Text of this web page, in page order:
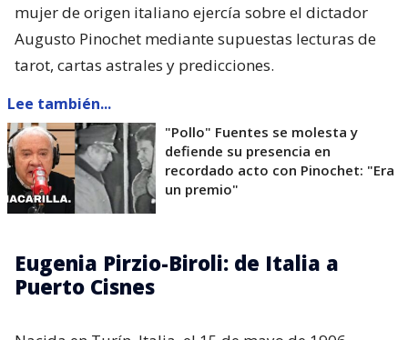
mujer de origen italiano ejercía sobre el dictador
Augusto Pinochet mediante supuestas lecturas de
tarot, cartas astrales y predicciones.
Lee también...
"Pollo" Fuentes se molesta y
defiende su presencia en
recordado acto con Pinochet: "Era
un premio"
Eugenia Pirzio-Biroli: de Italia a
Puerto Cisnes